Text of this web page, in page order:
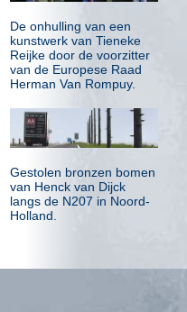
De onhulling van een
kunstwerk van Tieneke
Reijke door de voorzitter
van de Europese Raad
Herman Van Rompuy.
Gestolen bronzen bomen
van Henck van Dijck
langs de N207 in Noord-
Holland.